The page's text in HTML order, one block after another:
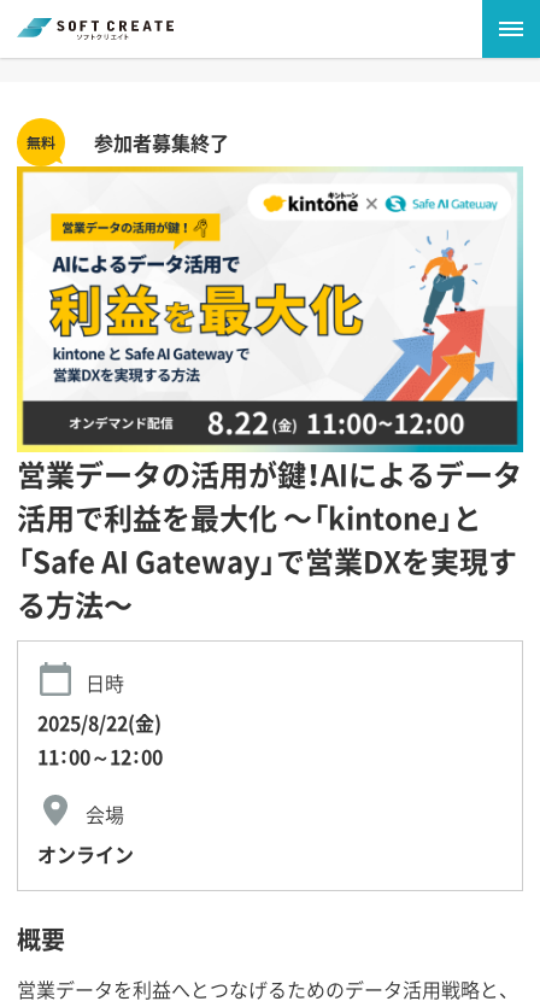
参加者募集終了
営業データの活用が鍵！AIによるデータ
活用で利益を最大化 〜「kintone」と
「Safe AI Gateway」で営業DXを実現す
る方法〜
日時
2025/8/22(金)
11：00～12：00
会場
オンライン
概要
営業データを利益へとつなげるためのデータ活用戦略と、